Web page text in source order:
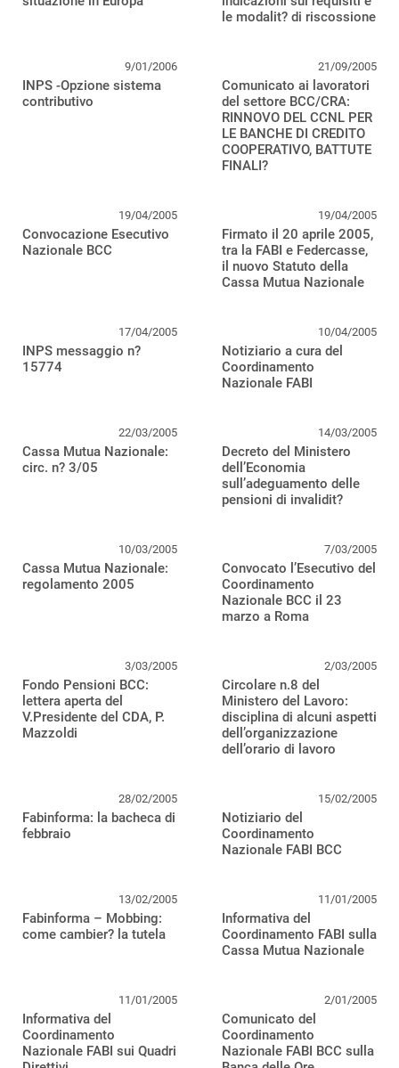
le modalit? di riscossione
9/01/2006
INPS -Opzione sistema
contributivo
21/09/2005
Comunicato ai lavoratori
del settore BCC/CRA:
RINNOVO DEL CCNL PER
LE BANCHE DI CREDITO
COOPERATIVO, BATTUTE
FINALI?
19/04/2005
Convocazione Esecutivo
Nazionale BCC
19/04/2005
Firmato il 20 aprile 2005,
tra la FABI e Federcasse,
il nuovo Statuto della
Cassa Mutua Nazionale
17/04/2005
INPS messaggio n?
15774
10/04/2005
Notiziario a cura del
Coordinamento
Nazionale FABI
22/03/2005
Cassa Mutua Nazionale:
circ. n? 3/05
14/03/2005
Decreto del Ministero
dell’Economia
sull’adeguamento delle
pensioni di invalidit?
10/03/2005
Cassa Mutua Nazionale:
regolamento 2005
7/03/2005
Convocato l’Esecutivo del
Coordinamento
Nazionale BCC il 23
marzo a Roma
3/03/2005
Fondo Pensioni BCC:
lettera aperta del
V.Presidente del CDA, P.
Mazzoldi
2/03/2005
Circolare n.8 del
Ministero del Lavoro:
disciplina di alcuni aspetti
dell’organizzazione
dell’orario di lavoro
28/02/2005
Fabinforma: la bacheca di
febbraio
15/02/2005
Notiziario del
Coordinamento
Nazionale FABI BCC
13/02/2005
Fabinforma – Mobbing:
come cambier? la tutela
11/01/2005
Informativa del
Coordinamento FABI sulla
Cassa Mutua Nazionale
11/01/2005
Informativa del
Coordinamento
Nazionale FABI sui Quadri
2/01/2005
Comunicato del
Coordinamento
Nazionale FABI BCC sulla